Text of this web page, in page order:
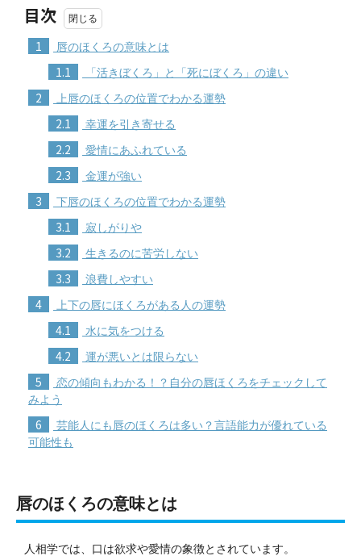
目次
1 唇のほくろの意味とは
1.1 「活きぼくろ」と「死にぼくろ」の違い
2 上唇のほくろの位置でわかる運勢
2.1 幸運を引き寄せる
2.2 愛情にあふれている
2.3 金運が強い
3 下唇のほくろの位置でわかる運勢
3.1 寂しがりや
3.2 生きるのに苦労しない
3.3 浪費しやすい
4 上下の唇にほくろがある人の運勢
4.1 水に気をつける
4.2 運が悪いとは限らない
5
恋の傾向もわかる！？自分の唇ほくろをチェックして
みよう
6
芸能人にも唇のほくろは多い？言語能力が優れている
可能性も
唇のほくろの意味とは
人相学では、口は欲求や愛情の象徴とされています。